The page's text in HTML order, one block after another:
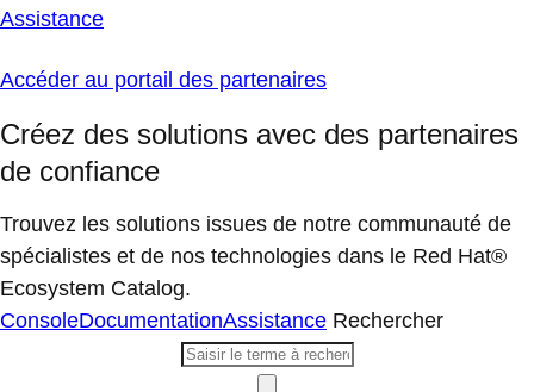
Assistance
Accéder au portail des partenaires
Créez des solutions avec des partenaires
de confiance
Trouvez les solutions issues de notre communauté de
spécialistes et de nos technologies dans le Red Hat®
Ecosystem Catalog.
ConsoleDocumentationAssistance Rechercher